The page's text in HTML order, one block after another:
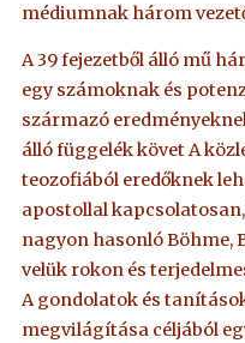
médiumnak három
A 39 fejezetből álló mű
egy számoknak és
származó
álló függelék követ A
teozofiából eredőknek
apostollal
nagyon hasonló Böhme,
velük rokon és
A gondolatok és
megvilágítása céljából